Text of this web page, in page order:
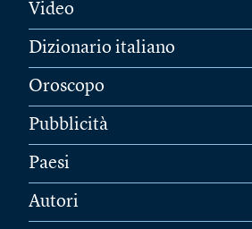
Video
Dizionario italiano
Oroscopo
Pubblicità
Paesi
Autori